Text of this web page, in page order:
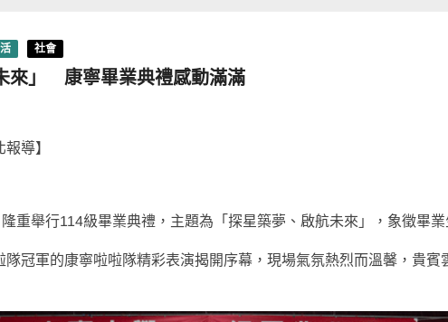
社會
來」 康寧畢業典禮感動滿滿
導】
重舉行114級畢業典禮，主題為「探星築夢、啟航未來」，象徵畢
隊冠軍的康寧啦啦隊精彩表演揭開序幕，現場氣氛熱烈而溫馨，貴賓